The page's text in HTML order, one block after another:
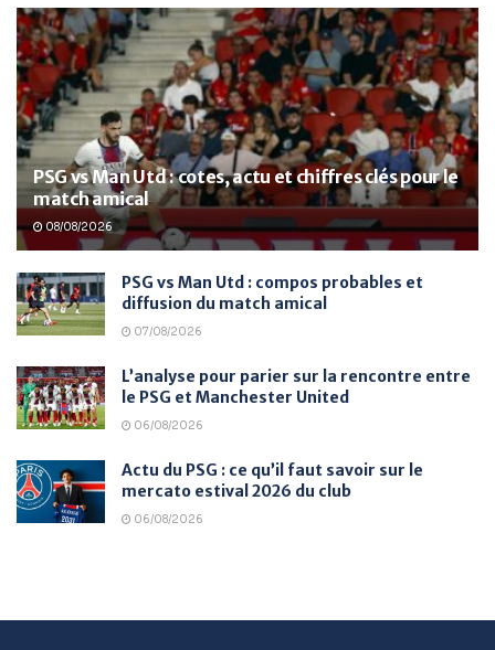
PSG vs Man Utd : cotes, actu et chiffres clés pour le
match amical
08/08/2026
PSG vs Man Utd : compos probables et
diffusion du match amical
07/08/2026
L’analyse pour parier sur la rencontre entre
le PSG et Manchester United
06/08/2026
Actu du PSG : ce qu’il faut savoir sur le
mercato estival 2026 du club
06/08/2026